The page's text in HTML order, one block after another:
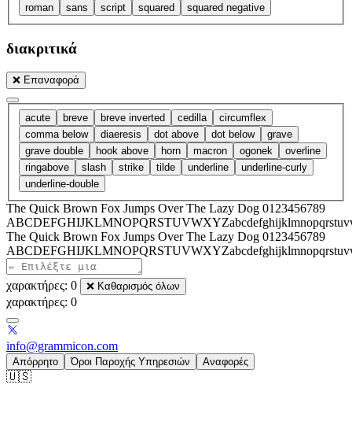
roman
sans script squared squared negative
διακριτικά
❌ Επαναφορά
acute breve breve inverted cedilla
circumflex
comma below
diaeresis dot above dot below
grave
grave double
hook above horn macron ogonek
overline
ringabove
slash strike tilde underline
underline-curly
underline-double
The Quick Brown Fox Jumps Over The Lazy Dog 0123456789
The Quick Brown Fox Jumps Over The Lazy Dog 0123456789
χαρακτήρες: 0 ❌ Καθαρισμός όλων
χαρακτήρες: 0
info@grammicon.com
Απόρρητο Όροι Παροχής Υπηρεσιών Αναφορές
🇺🇸